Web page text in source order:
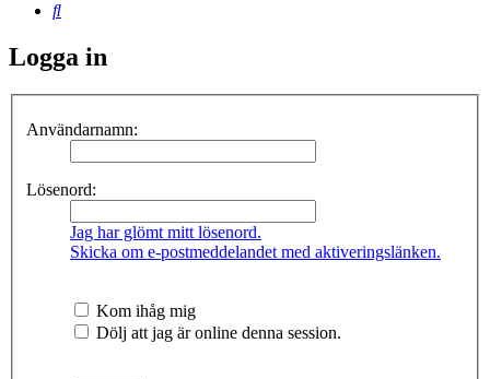
Sök
Logga in
Användarnamn:
Lösenord:
Jag har glömt mitt lösenord.
Skicka om e-postmeddelandet med aktiveringslänken.
Kom ihåg mig
Dölj att jag är online denna session.